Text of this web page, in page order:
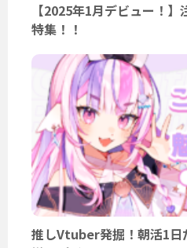
【2025年1月デビュー！
特集！！
推しVtuber発掘！朝活1日